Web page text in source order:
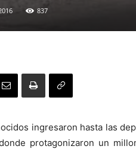
837
ingresaron hasta las
protagonizaron un